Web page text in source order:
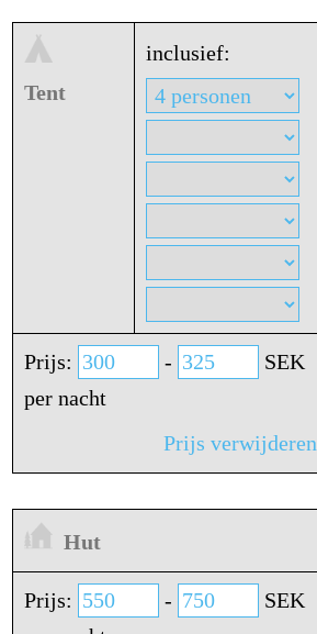
Tent
inclusief:
Prijs: -
SEK
per nacht
Prijs verwijderen
Hut
Prijs: -
SEK